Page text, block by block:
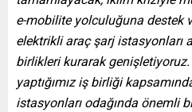
e-mobilite yolculuğuna destek
elektrikli araç şarj istasyonları
birlikleri kurarak
yaptığımız iş birliği
istasyonları odağında önemli